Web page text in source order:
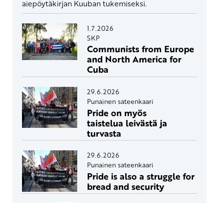
aiepöytäkirjan Kuuban tukemiseksi.
1.7.2026
SKP
Communists from Europe
and North America for
Cuba
29.6.2026
Punainen sateenkaari
Pride on myös
taistelua leivästä ja
turvasta
29.6.2026
Punainen sateenkaari
Pride is also a struggle for
bread and security